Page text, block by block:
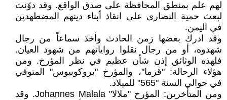
لهم علم بمنطق المحافظة على صدق الواقع. وقد دوّنت
لبعث حمية النصارى على انقاذ أبناء دينهم المضطهدين
في اليمن.
وقد ادرك بعضها زمن الحادث وأخذ سماعاً من رجال
شهدوه، أو من رجال نقلوا رواياتهم من شهود العيان.
فلهذه الوثائق إذن شأن عظيم في نظر المؤرخ. ومن
هؤلاء الرحالة: "قزما"، والمؤرخ "بروكوبيوس" المتوفي
في حوالي السنة "565" للميلاد.
ومن المتأخرين: المؤرخ "ملالا" Johannes Malala. وقد